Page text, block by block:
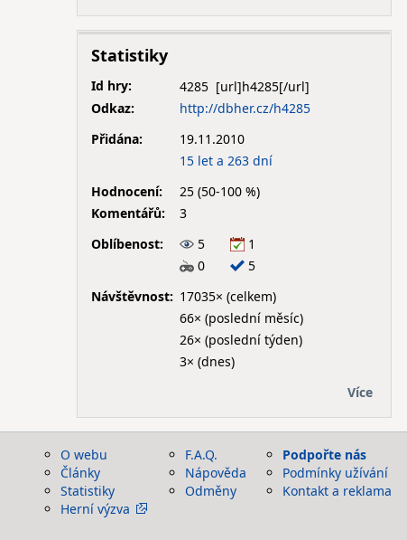
Statistiky
Id hry:
4285
Odkaz:
http://dbher.cz/h4285
Přidána:
19.11.2010
15 let a 263 dní
Hodnocení:
25 (50-100 %)
Komentářů:
3
Oblíbenost:
5
1
0
5
Návštěvnost: 17035× (celkem)
66× (poslední měsíc)
26× (poslední týden)
3× (dnes)
Více
O webu
Články
Statistiky
Herní výzva
F.A.Q.
Nápověda
Odměny
Podpořte nás
Podmínky užívání
Kontakt a reklama